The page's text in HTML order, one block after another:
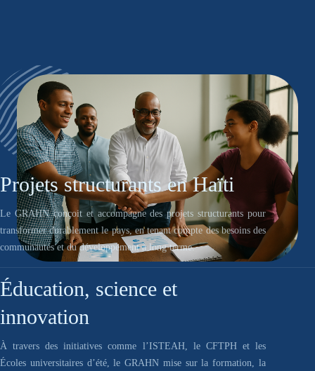
Projets structurants en Haïti
Le GRAHN conçoit et accompagne des projets structurants pour
transformer durablement le pays, en tenant compte des besoins des
communautés et du développement à long terme.
Éducation, science et
innovation
À travers des initiatives comme l’ISTEAH, le CFTPH et les
Écoles universitaires d’été, le GRAHN mise sur la formation, la